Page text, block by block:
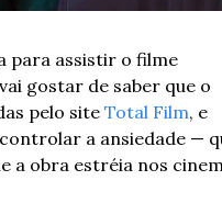
para assistir o filme
gostar de saber que o
pelo site Total Film, e
a ansiedade —
a obra estréia nos